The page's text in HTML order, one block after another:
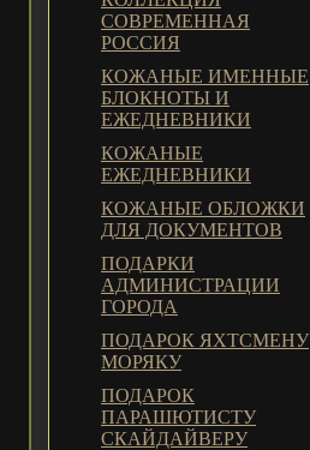
СОВРЕМЕННАЯ
РОССИЯ
КОЖАНЫЕ ИМЕННЫЕ
БЛОКНОТЫ И
ЕЖЕДНЕВНИКИ
КОЖАНЫЕ
ЕЖЕДНЕВНИКИ
КОЖАНЫЕ ОБЛОЖКИ
ДЛЯ ДОКУМЕНТОВ
ПОДАРКИ
АДМИНИСТРАЦИИ
ГОРОДА
ПОДАРОК ЯХТСМЕНУ
МОРЯКУ
ПОДАРОК
ПАРАШЮТИСТУ
СКАЙДАЙВЕРУ